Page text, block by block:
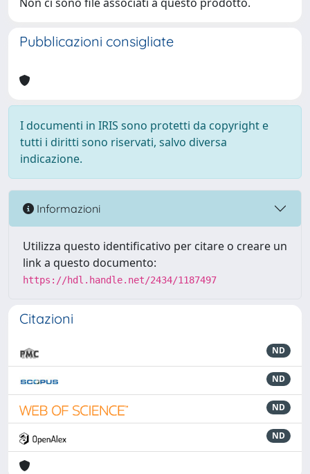
Pubblicazioni consigliate
I documenti in IRIS sono protetti da copyright e
tutti i diritti sono riservati, salvo diversa
indicazione.
Informazioni
Utilizza questo identificativo per citare o creare un
link a questo documento:
https://hdl.handle.net/2434/1187497
Citazioni
ND
ND
ND
ND